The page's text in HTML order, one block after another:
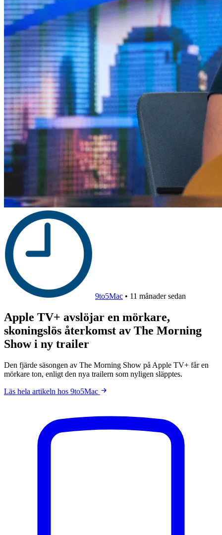
9to5Mac • 11 månader sedan
Apple TV+ avslöjar en mörkare,
skoningslös återkomst av The Morning
Show i ny trailer
Den fjärde säsongen av The Morning Show på Apple TV+ får en
mörkare ton, enligt den nya trailern som nyligen släpptes.
Läs hela artikeln hos 9to5Mac